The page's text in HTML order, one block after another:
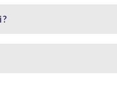
?